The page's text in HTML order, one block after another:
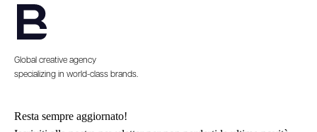
Global creative agency
specializing in world-class brands.
Resta sempre aggiornato!